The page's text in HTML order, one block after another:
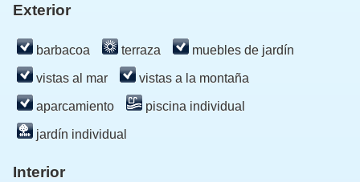
Exterior
barbacoa terraza muebles de jardín
vistas al mar vistas a la montaña
aparcamiento piscina individual
jardín individual
Interior